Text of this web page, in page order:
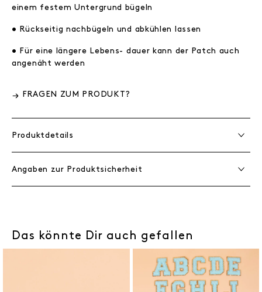
einem festem Untergrund bügeln
• Rückseitig nachbügeln und abkühlen lassen
• Für eine längere Lebens- dauer kann der Patch auch
angenäht werden
FRAGEN ZUM PRODUKT?
Produktdetails
Angaben zur Produktsicherheit
Das könnte Dir auch gefallen